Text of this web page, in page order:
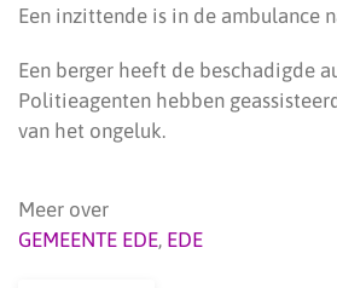
Een inzittende is in de ambulance
Een berger heeft de beschadigde
Politieagenten hebben
van het ongeluk.
Meer over
GEMEENTE EDE, EDE